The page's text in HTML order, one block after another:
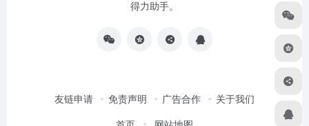
得力助手。
友链申请 免责声明 广告合作
关于我们